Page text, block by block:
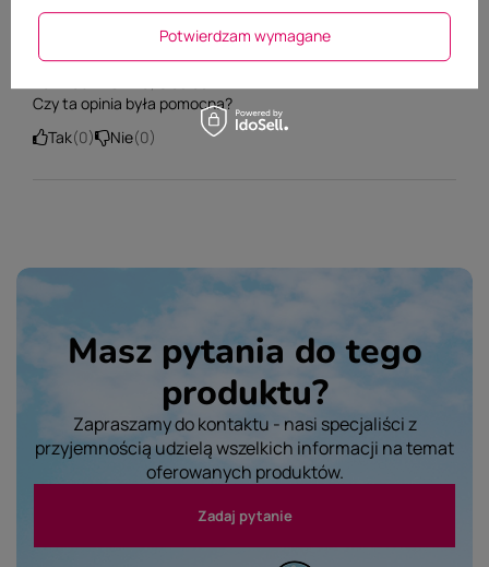
5/5
OPINIA NIEPOTWIERDZONA ZAKUPEM
Mega preparat!
Czy ta opinia była pomocna?
Tak 0 Nie 0
Masz pytania do tego
produktu?
Zapraszamy do kontaktu - nasi specjaliści z
przyjemnością udzielą wszelkich informacji na temat
oferowanych produktów.
Zadaj pytanie
Potwierdzam wymagane